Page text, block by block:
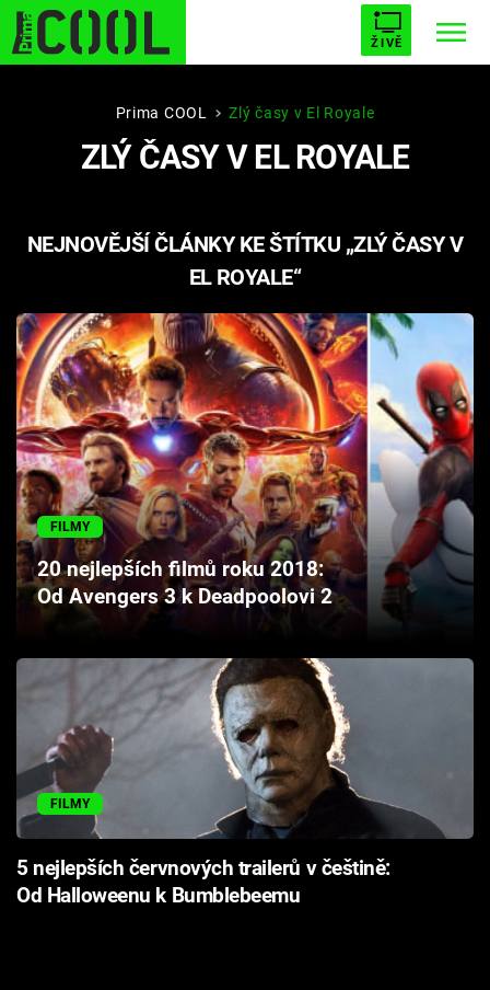
ŽIVĚ
STARHOUSE BUFFY, PŘEMOŽITELKA UPÍRŮ
PLNEJ KOTEL AVENGERS 5
Filmy
Seriály
Hry
Cool Esport
Pořady
TV Program
Sledujte prima+
Přihlášení
Sledujte nás
Prima COOL Zlý časy v El Royale
ZLÝ ČASY V EL ROYALE
NEJNOVĚJŠÍ ČLÁNKY KE ŠTÍTKU „ZLÝ ČASY V
EL ROYALE“
FILMY
20 nejlepších filmů roku 2018:
Od Avengers 3 k Deadpoolovi 2
FILMY
5 nejlepších červnových trailerů v češtině:
Od Halloweenu k Bumblebeemu